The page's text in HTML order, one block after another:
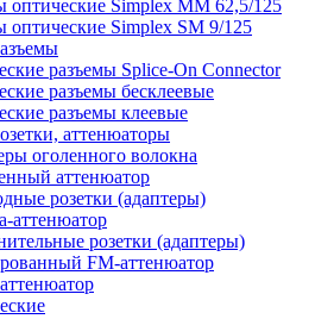
Simplex MM 62,5/125
Simplex SM 9/125
разъемы Splice-On Connector
разъемы бесклеевые
разъемы клеевые
аттенюаторы
оголенного волокна
аттенюатор
розетки (адаптеры)
аттенюатор
розетки (адаптеры)
FM-аттенюатор